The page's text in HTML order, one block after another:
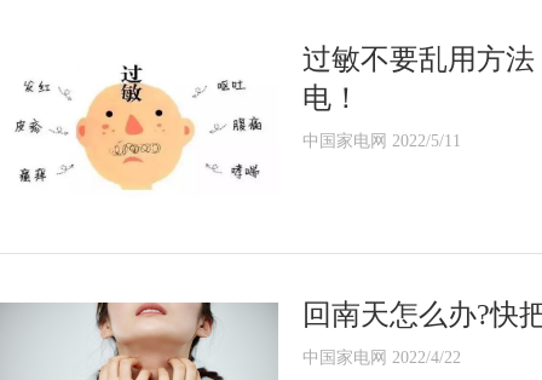
过敏不要乱用方
电！
中国家电网 2022/5/11
回南天怎么办?快
中国家电网 2022/4/22